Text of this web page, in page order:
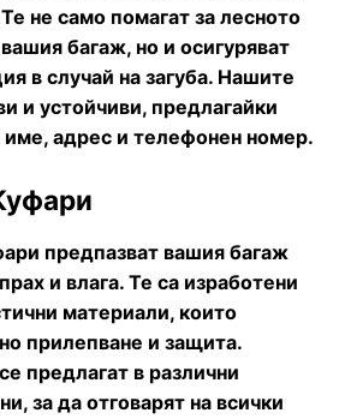
не само помагат за лесното
багаж, но и осигуряват
в случай на загуба. Нашите
и устойчиви, предлагайки
име, адрес и телефонен номер.
предпазват вашия багаж
и влага. Те са изработени
материали, които
прилепване и защита.
предлагат в различни
за да отговарят на всички